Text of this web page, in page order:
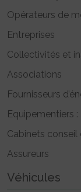
Opérateurs de
Entreprises
Collectivités et
Associations
Fournisseurs
Equipementiers
Cabinets conseil
Assureurs
Véhicules